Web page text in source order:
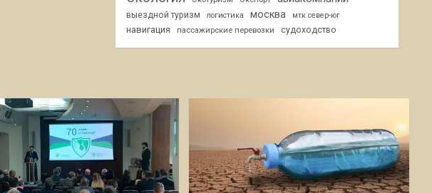
выездной туризм логистика москва мтк север-юг
навигация пассажирские перевозки судоходство